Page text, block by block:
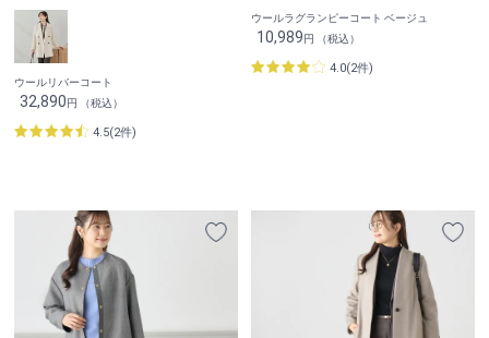
ウールリバーコート
32,890円 （税込）
4.5(2件)
ウールラグランピーコート ベージュ
10,989円 （税込）
4.0(2件)